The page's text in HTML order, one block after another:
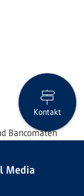
Bancomaten
Kontakt
Media